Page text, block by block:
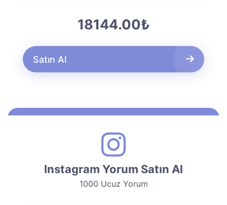
18144.00₺
Satın Al
Instagram Yorum Satın Al
1000 Ucuz Yorum